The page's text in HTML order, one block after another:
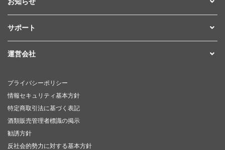
サポート
運営会社
プライバシーポリシー
情報セキュリティ基本方針
特定商取引法に基づく表記
酒類販売管理者標識の掲示
勧誘方針
反社会的勢力に対する基本方針